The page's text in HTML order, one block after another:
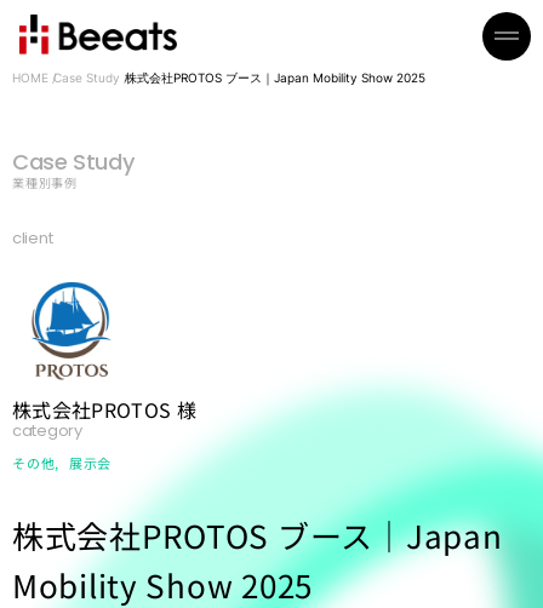
HOME Case Study 株式会社PROTOS ブース｜Japan Mobility Show 2025
Case Study
業種別事例
client
株式会社PROTOS 様
category
その他 展示会
株式会社PROTOS ブース｜Japan
Mobility Show 2025